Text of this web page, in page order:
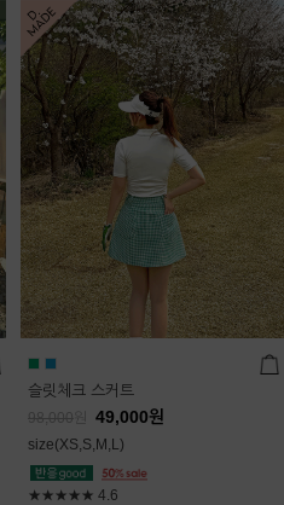
슬릿체크 스커트
98,000 49,000원
size(XS,S,M,L)
★★★★★ 4.6